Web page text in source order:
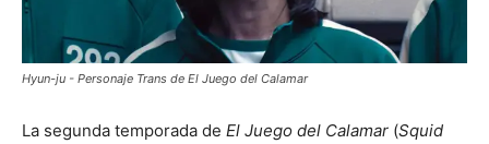
Hyun-ju - Personaje Trans de El Juego del Calamar
La segunda temporada de El Juego del Calamar (Squid